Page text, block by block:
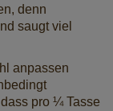
denn
saugt viel
anpassen
pro ¼ Tasse